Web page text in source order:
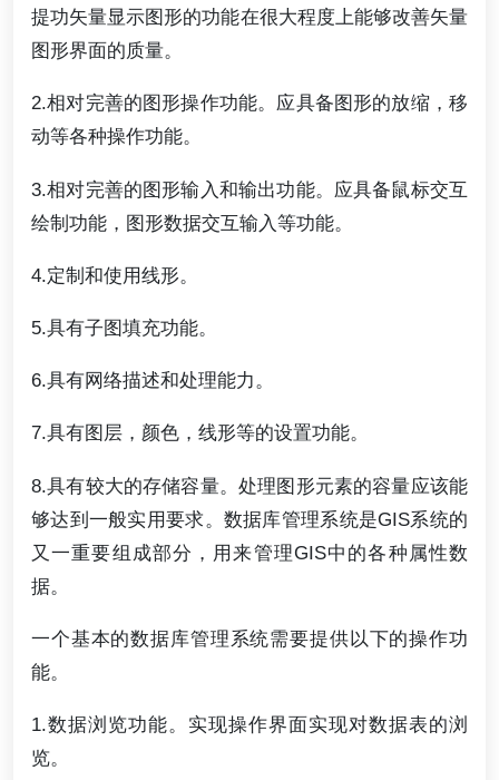
提功矢量显示图形的功能在很大程度上能够改善矢量
图形界面的质量。
2.相对完善的图形操作功能。应具备图形的放缩，移
动等各种操作功能。
3.相对完善的图形输入和输出功能。应具备鼠标交互
绘制功能，图形数据交互输入等功能。
4.定制和使用线形。
5.具有子图填充功能。
6.具有网络描述和处理能力。
7.具有图层，颜色，线形等的设置功能。
8.具有较大的存储容量。处理图形元素的容量应该能
够达到一般实用要求。数据库管理系统是GIS系统的
又一重要组成部分，用来管理GIS中的各种属性数
据。
一个基本的数据库管理系统需要提供以下的操作功
能。
1.数据浏览功能。实现操作界面实现对数据表的浏
览。